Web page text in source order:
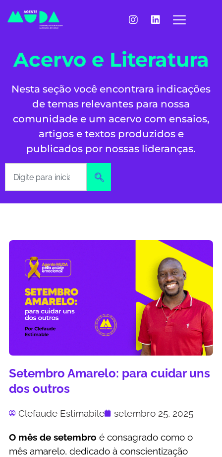
Acervo e Literatura
Nesta seção você encontrara indicações
de temas relevantes para nossa
comunidade e um acervo com ensaios,
artigos e textos produzidos e
publicados por nossas lideranças.
Setembro Amarelo: para cuidar uns
dos outros
Clefaude Estimabile setembro 25, 2025
O mês de setembro é consagrado como o
mês amarelo, dedicado à conscientização